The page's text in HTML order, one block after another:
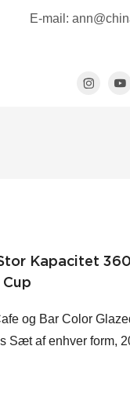
E-mail:
Kapacitet
og Bar Color
Sæt af enhver form,